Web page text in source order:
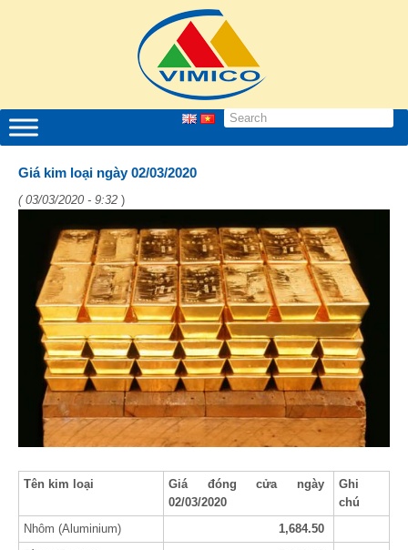
Giá kim loại ngày 02/03/2020
( 03/03/2020 - 9:32 )
Tên kim loại
Giá đóng cửa ngày
02/03/2020
Ghi
chú
Nhôm (Aluminium)
1,684.50